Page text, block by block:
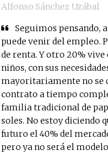
Alfonso Sánchez Uzábal
Seguimos pensando,
puede venir del empleo.
de renta. Y otro 20%
niños, con sus
mayoritariamente no se
contrato a tiempo
familia tradicional de
soles. No estoy diciendo
futuro el 40% del
pero ya no será el